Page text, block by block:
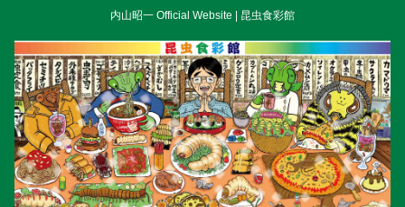
内山昭一 Official Website | 昆虫食彩館